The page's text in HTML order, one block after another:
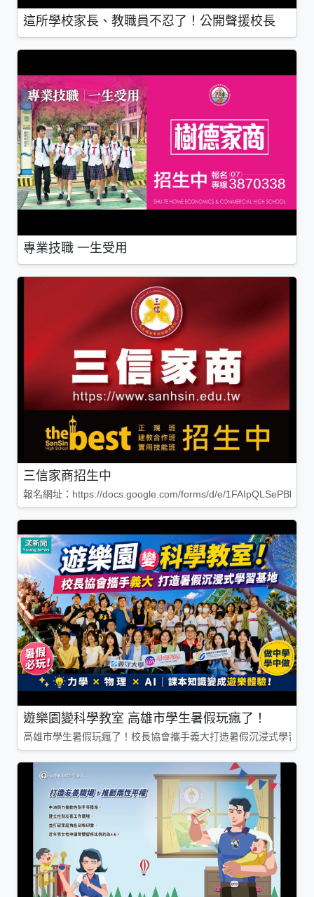
這所學校家長、教職員不忍了！公開聲援校長
專業技職 一生受用
三信家商招生中
報名網址：https://docs.google.com/forms/d/e/
遊樂園變科學教室 高雄市學生暑假玩瘋了！
高雄市學生暑假玩瘋了！校長協會攜手義大打造暑假沉浸式學習基